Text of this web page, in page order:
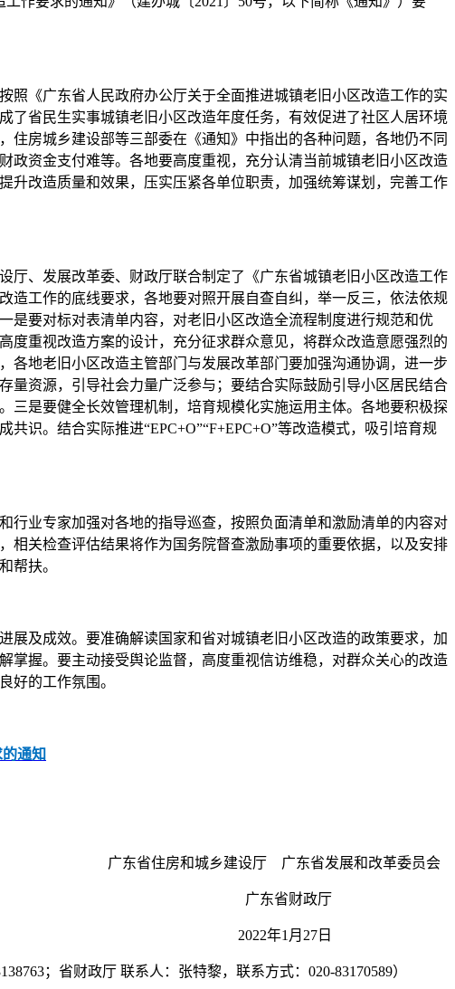
《广东省人民政府办公厅关于全面推进城镇老旧小区改造工作的实
了省民生实事城镇老旧小区改造年度任务，有效促进了社区人居环境
房城乡建设部等三部委在《通知》中指出的各种问题，各地仍不同
政资金支付难等。各地要高度重视，充分认清当前城镇老旧小区改造
升改造质量和效果，压实压紧各单位职责，加强统筹谋划，完善工作
、发展改革委、财政厅联合制定了《广东省城镇老旧小区改造工作
造工作的底线要求，各地要对照开展自查自纠，举一反三，依法依规
是要对标对表清单内容，对老旧小区改造全流程制度进行规范和优
重视改造方案的设计，充分征求群众意见，将群众改造意愿强烈的
各地老旧小区改造主管部门与发展改革部门要加强沟通协调，进一步
量资源，引导社会力量广泛参与；要结合实际鼓励引导小区居民结合
是要健全长效管理机制，培育规模化实施运用主体。各地要积极探
识。结合实际推进“EPC+O”“F+EPC+O”等改造模式，吸引培育规
业专家加强对各地的指导巡查，按照负面清单和激励清单的内容对
相关检查评估结果将作为国务院督查激励事项的重要依据，以及安排
帮扶。
及成效。要准确解读国家和省对城镇老旧小区改造的政策要求，加
掌握。要主动接受舆论监督，高度重视信访维稳，对群众关心的改造
好的工作氛围。
通知
广东省住房和城乡建设厅 广东省发展和改革委员会
广东省财政厅
2022年1月27日
；省财政厅 联系人：张特黎，联系方式：020-83170589）